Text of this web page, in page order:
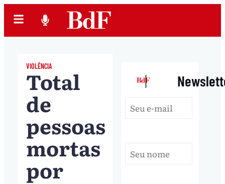
VIOLÊNCIA
Total
de
pessoas
mortas
por
|